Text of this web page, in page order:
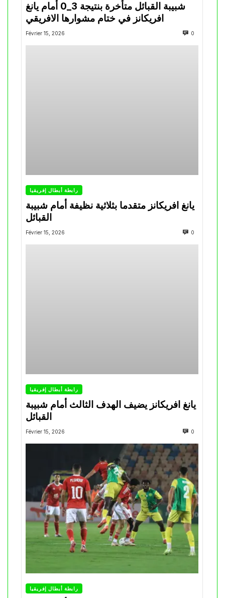
شبيبة القبائل متأخرة بنتيجة 3_0 أمام يانغ
افريكانز في ختام مشوارها الافريقي
Février 15, 2026 0
رابطة أبطال إفريقيا
يانغ افريكانز متقدما بثلاثية نظيفة أمام شبيبة
القبائل
Février 15, 2026 0
رابطة أبطال إفريقيا
يانغ افريكانز يضيف الهدف الثالث أمام شبيبة
القبائل
Février 15, 2026 0
رابطة أبطال إفريقيا